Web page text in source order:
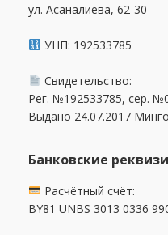
ул. Асаналиева, 62-30
УНП: 192533785
Свидетельство:
Рег. №192533785, сер.
Выдано 24.07.2017
Банковские
Расчётный счёт:
BY81 UNBS 3013 0336